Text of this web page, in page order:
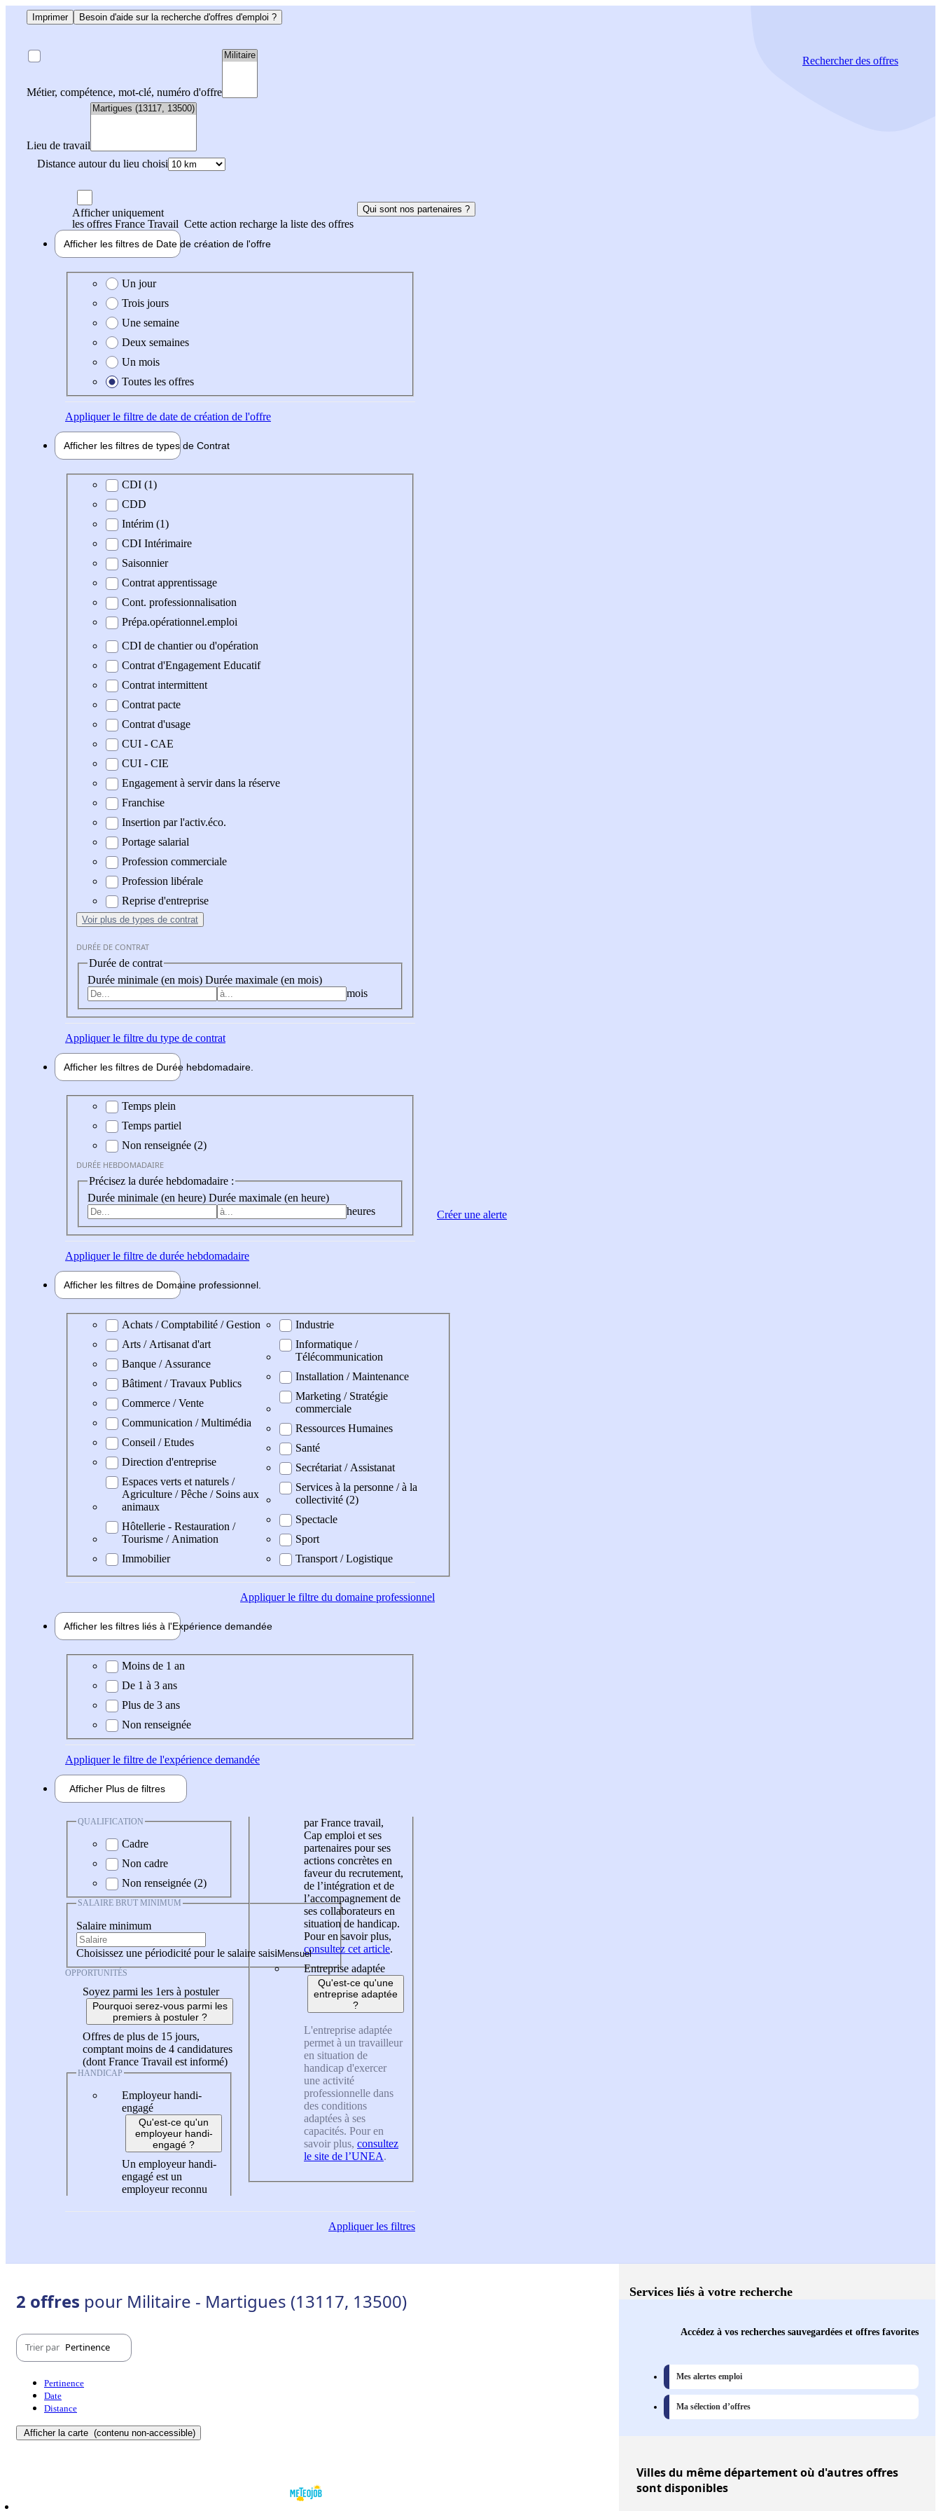
Imprimer Besoin d'aide sur la recherche d'offres d'emploi ?
Métier, compétence, mot-clé, numéro d'offre
Lieu de travail
Distance autour du lieu choisi
Rechercherdes offres
Afficher uniquement
les offres France Travail Cette action recharge la liste des offres
Qui sont nos partenaires ?
Afficher les filtres de Date de création de l'offre
Date de création de l'offre
Un jour
Trois jours
Une semaine
Deux semaines
Un mois
Toutes les offres
Appliquerle filtre de date de création de l'offre
Afficher les filtres de types de Contrat
Type de contrat
CDI (1)
CDD
Intérim (1)
CDI Intérimaire
Saisonnier
Contrat apprentissage
Cont. professionnalisation
Prépa.opérationnel.emploi
CDI de chantier ou d'opération
Contrat d'Engagement Educatif
Contrat intermittent
Contrat pacte
Contrat d'usage
CUI - CAE
CUI - CIE
Engagement à servir dans la réserve
Franchise
Insertion par l'activ.éco.
Portage salarial
Profession commerciale
Profession libérale
Reprise d'entreprise
Voir plus de types de contrat
DURÉE DE CONTRAT
Durée de contrat
Durée minimale (en mois) Durée maximale (en mois)
mois
Appliquerle filtre du type de contrat
Afficher les filtres de Durée hebdomadaire
Durée hebdomadaire
Temps plein
Temps partiel
Non renseignée (2)
DURÉE HEBDOMADAIRE
Précisez la durée hebdomadaire :
Durée minimale (en heure) Durée maximale (en heure)
heures
Appliquerle filtre de durée hebdomadaire
Afficher les filtres de Domaine professionnel
Domaine professionel
Achats / Comptabilité / Gestion
Arts / Artisanat d'art
Banque / Assurance
Bâtiment / Travaux Publics
Commerce / Vente
Communication / Multimédia
Conseil / Etudes
Direction d'entreprise
Espaces verts et naturels /
Agriculture / Pêche / Soins aux
animaux
Hôtellerie - Restauration /
Tourisme / Animation
Immobilier
Industrie
Informatique /
Télécommunication
Installation / Maintenance
Marketing / Stratégie
commerciale
Ressources Humaines
Santé
Secrétariat / Assistanat
Services à la personne / à la
collectivité (2)
Spectacle
Sport
Transport / Logistique
Appliquerle filtre du domaine professionnel
Afficher les filtres liés à l'Expérience demandée
Expérience demandée
Moins de 1 an
De 1 à 3 ans
Plus de 3 ans
Non renseignée
Appliquerle filtre de l'expérience demandée
Afficher Plus de filtres
QUALIFICATION
Cadre
Non cadre
Non renseignée (2)
SALAIRE BRUT MINIMUM
Salaire minimum
Choisissez une périodicité pour le salaire saisi
OPPORTUNITÉS
Soyez parmi les 1ers à postuler
Pourquoi serez-vous parmi les
premiers à postuler ?
Offres de plus de 15 jours,
comptant moins de 4 candidatures
(dont France Travail est informé)
HANDICAP
Employeur handi-
engagé
Qu'est-ce qu'un
employeur handi-
engagé ?
Un employeur handi-
engagé est un
employeur reconnu
par France travail,
Cap emploi et ses
partenaires pour ses
actions concrètes en
faveur du recrutement,
de l’intégration et de
l’accompagnement de
ses collaborateurs en
situation de handicap.
Pour en savoir plus,
consultez cet article.
Entreprise adaptée
Qu'est-ce qu'une
entreprise adaptée
?
L'entreprise adaptée
permet à un travailleur
en situation de
handicap d'exercer
une activité
professionnelle dans
des conditions
adaptées à ses
capacités. Pour en
savoir plus, consultez
le site de l’UNEA.
Appliquerles filtres
Créer une alerte
2 offres pour Militaire - Martigues (13117, 13500)
Trier par Pertinence
Pertinence
Date
Distance
Afficher la carte (contenu non-accessible)
Services liés à votre recherche
Accédez à vos recherches sauvegardées et offres favorites
Mes alertes emploi
Ma sélection d’offres
Villesdu même département où d'autres offres
sont disponibles